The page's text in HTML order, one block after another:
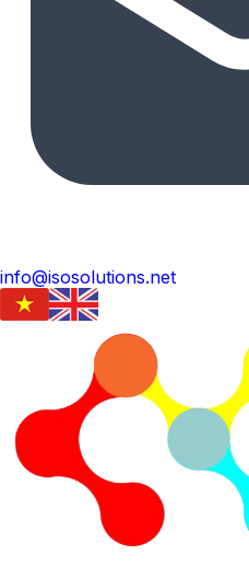
info@isosolutions.net